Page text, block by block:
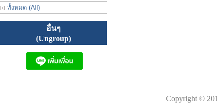
ทั้งหมด (All)
อื่นๆ
(Ungroup)
Copyright ©